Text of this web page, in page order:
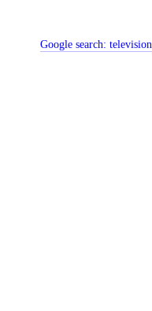
Google search:television